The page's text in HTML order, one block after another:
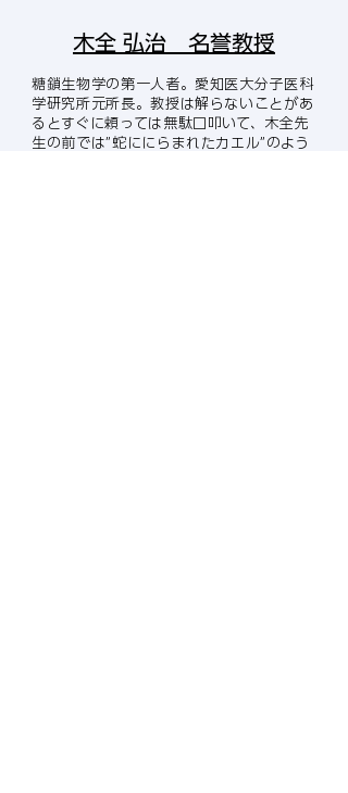
木全 弘治 名誉教授
糖鎖生物学の第一人者。愛知医大分子医科
学研究所元所長。教授は解らないことがあ
るとすぐに頼っては無駄口叩いて、木全先
生の前では”蛇ににらまれたカエル”のよう